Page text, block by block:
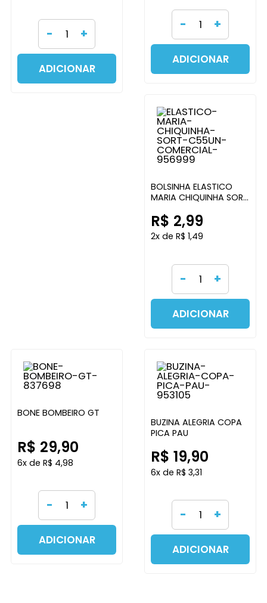
- +
ADICIONAR
- +
ADICIONAR
BOLSINHA ELASTICO
MARIA CHIQUINHA SORT
R$ 2,99
2x de R$ 1,49
- +
ADICIONAR
BONE BOMBEIRO GT
R$ 29,90
6x de R$ 4,98
- +
ADICIONAR
BUZINA ALEGRIA COPA
PICA PAU
R$ 19,90
6x de R$ 3,31
- +
ADICIONAR